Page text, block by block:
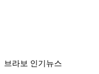
브라보 인기뉴스